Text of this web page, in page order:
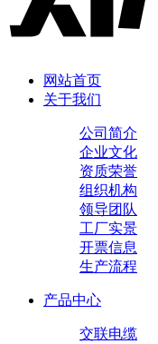
网站首页
关于我们
公司简介
企业文化
资质荣誉
组织机构
领导团队
工厂实景
开票信息
生产流程
产品中心
交联电缆